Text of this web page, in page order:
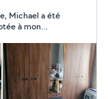
Michael a été
à mon